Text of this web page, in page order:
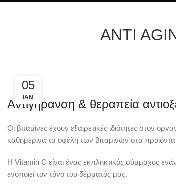
ANTI
05
ΙΑΝ
Αντιγήρανση & θεραπεία
Οι βιταμίνες έχουν εξαιρετικές ιδιότητες στον
καθημερινά τα οφέλη των βιταμινών στα προϊόντα
Η Vitamin C είναι ένας εκπληκτικός σύμμαχος
ενοποιεί τον τόνο του δέρματός μας.